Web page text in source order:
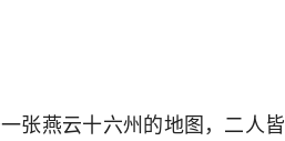
张燕云十六州的地图，二人皆